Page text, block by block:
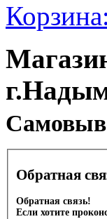
Корзина:
Обратная
Обратная связь!
Если хотите